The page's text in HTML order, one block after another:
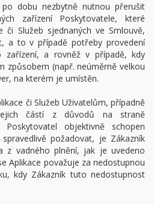
dobu nezbytně nutnou přerušit
zařízení Poskytovatele, které
či Služeb sjednaných ve Smlouvě,
a to v případě potřeby provedení
zařízení, a rovněž v případě, kdy
způsobem (např. neúměrně velkou
na kterém je umístěn.
či Služeb Uživatelům, případně
částí z důvodů na straně
objektivně schopen
požadovat, je Zákazník
z vadného plnění, jak je uvedeno
Aplikace považuje za nedostupnou
kdy Zákazník tuto nedostupnost